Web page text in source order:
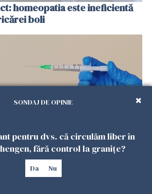
homeopatia este ineficientă
boli
zonei Zoster, încetinește
biologică
SONDAJ DE OPINIE
pentru dvs. că circulăm liber în
fără control la granițe?
Da Nu